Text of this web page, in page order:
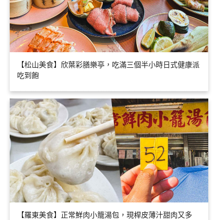
【松山美食】欣葉彩膳樂亭，吃滿三個半小時日式健康派
吃到飽
【羅東美食】正常鮮肉小籠湯包，現桿皮薄汁甜肉又多